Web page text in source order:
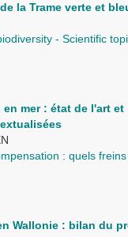
la Trame verte et
- Scientific
mer : état de l'art et
: quels
Wallonie : bilan du